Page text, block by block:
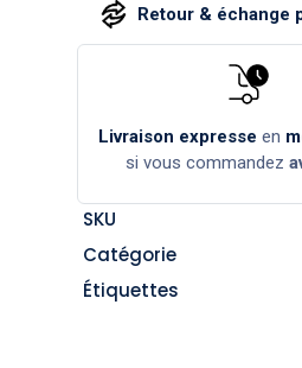
Retour & échange
Livraison expresse en
si vous commandez
SKU
Catégorie
Étiquettes